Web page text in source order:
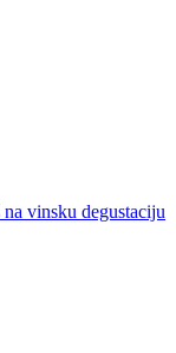
vinsku degustaciju